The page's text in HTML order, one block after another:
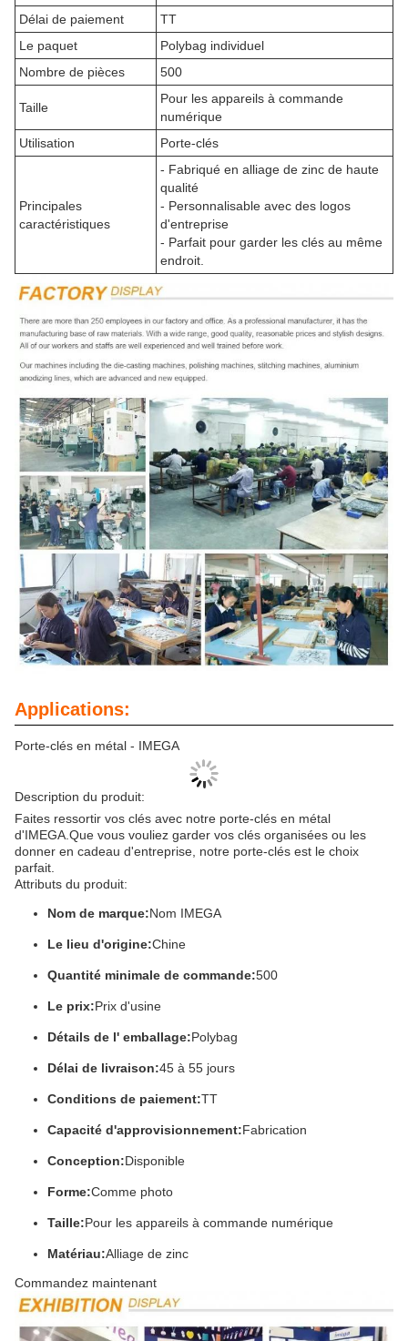
Délai de paiement
TT
Le paquet
Polybag individuel
Nombre de pièces
500
Taille
Pour les appareils à commande
numérique
Utilisation
Porte-clés
Principales
caractéristiques
- Fabriqué en alliage de zinc de haute
qualité
- Personnalisable avec des logos
d'entreprise
- Parfait pour garder les clés au même
endroit.
Applications:
Porte-clés en métal - IMEGA
Description du produit:
Faites ressortir vos clés avec notre porte-clés en métal
d'IMEGA.Que vous vouliez garder vos clés organisées ou les
donner en cadeau d'entreprise, notre porte-clés est le choix
parfait.
Attributs du produit:
Nom de marque:Nom IMEGA
Le lieu d'origine:Chine
Quantité minimale de commande:500
Le prix:Prix d'usine
Détails de l' emballage:Polybag
Délai de livraison:45 à 55 jours
Conditions de paiement:TT
Capacité d'approvisionnement:Fabrication
Conception:Disponible
Forme:Comme photo
Taille:Pour les appareils à commande numérique
Matériau:Alliage de zinc
Commandez maintenant